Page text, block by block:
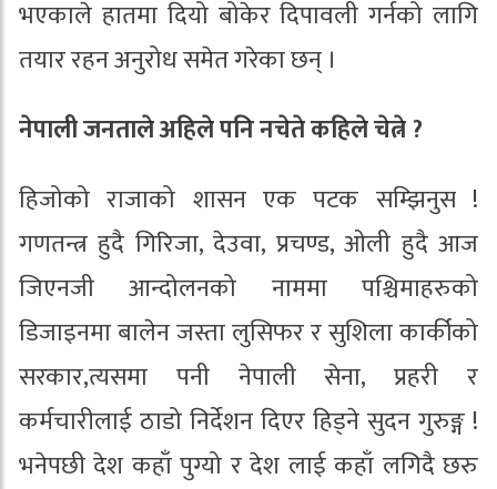
भएकाले हातमा दियो बोकेर दिपावली गर्नको लागि
तयार रहन अनुरोध समेत गरेका छन् ।
नेपाली जनताले अहिले पनि नचेते कहिले चेत्ने ?
हिजोको राजाको शासन एक पटक सम्झिनुस !
गणतन्त्र हुदै गिरिजा, देउवा, प्रचण्ड, ओली हुदै आज
जिएनजी आन्दोलनको नाममा पश्चिमाहरुको
डिजाइनमा बालेन जस्ता लुसिफर र सुशिला कार्कीको
सरकार,त्यसमा पनी नेपाली सेना, प्रहरी र
कर्मचारीलाई ठाडो निर्देशन दिएर हिड्ने सुदन गुरुङ्ग !
भनेपछी देश कहाँ पुग्यो र देश लाई कहाँ लगिदै छरु